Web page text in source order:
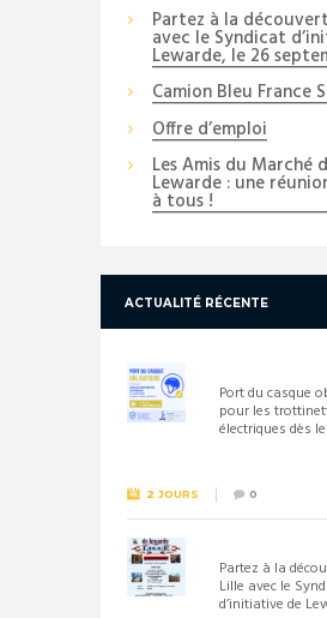
Partez à la
avec le Syndicat
Lewarde, le 26
Camion Bleu France
Offre d’emploi
Les Amis du Marché
Lewarde : une
à tous !
ACTUALITÉ RÉCENTE
Port du casque
pour les
électriques dès
2 JOURS 0
Partez à la
Lille avec le
d’initiative de